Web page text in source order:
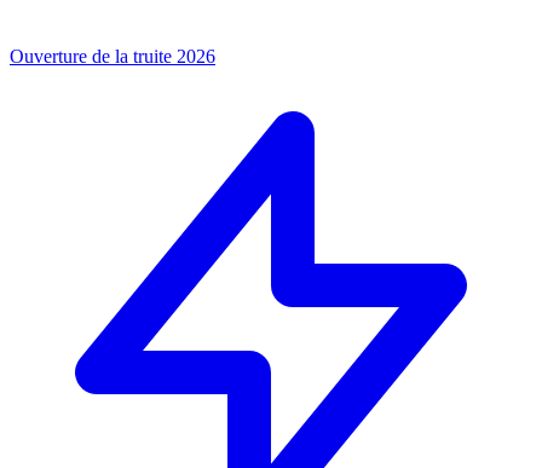
Ouverture de la truite 2026